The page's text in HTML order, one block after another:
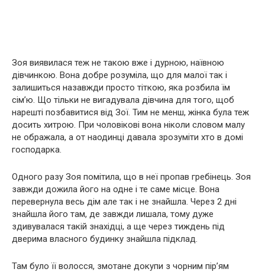
Зоя виявилася теж не такою вже і дурною, наївною
дівчинкою. Вона добре розуміла, що для малої так і
залишиться назавжди просто тіткою, яка розбила їм
сім’ю. Що тільки не вигадувала дівчина для того, щоб
нарешті позбавитися від Зої. Тим не менш, жінка була теж
досить хитрою. При чоловікові вона ніколи словом малу
не ображала, а от наодинці давала зрозуміти хто в домі
господарка.
Одного разу Зоя помітила, що в неї пропав гребінець. Зоя
завжди дожила його на одне і те саме місце. Вона
перевернула весь дім але так і не знайшла. Через 2 дні
знайшла його там, де завжди лишала, тому дуже
здивувалася такій знахідці, а ще через тиждень під
дверима власного будинку знайшла підклад.
Там було її волосся, змотане докупи з чорним пір’ям